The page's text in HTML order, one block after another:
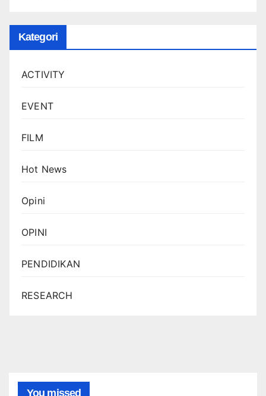
Kategori
ACTIVITY
EVENT
FILM
Hot News
Opini
OPINI
PENDIDIKAN
RESEARCH
You missed